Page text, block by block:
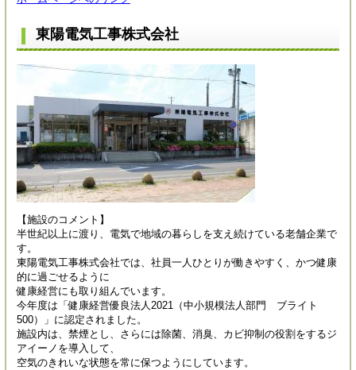
東陽電気工事株式会社
【施設のコメント】
半世紀以上に渡り、電気で地域の暮らしを支え続けている老舗企業で
す。
東陽電気工事株式会社では、社員一人ひとりが働きやすく、かつ健康
的に過ごせるように
健康経営にも取り組んでいます。
今年度は「健康経営優良法人2021（中小規模法人部門 ブライト
500）」に認定されました。
施設内は、禁煙とし、さらには除菌、消臭、カビ抑制の役割をするジ
アイーノを導入して、
空気のきれいな状態を常に保つようにしています。